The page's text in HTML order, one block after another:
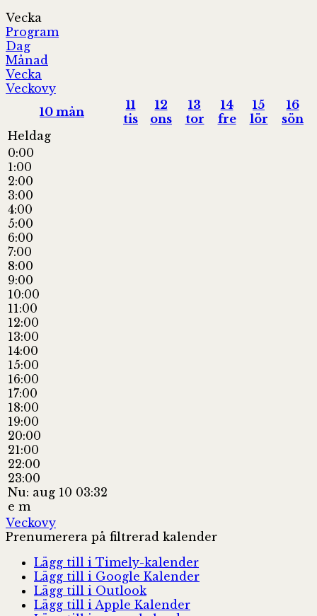
Vecka
Program
Dag
Månad
Vecka
Veckovy
10 mån
11
tis
12
ons
13
tor
14
fre
15
lör
16
sön
Heldag
0:00
1:00
2:00
3:00
4:00
5:00
6:00
7:00
8:00
9:00
10:00
11:00
12:00
13:00
14:00
15:00
16:00
17:00
18:00
19:00
20:00
21:00
22:00
23:00
Nu: aug 10 03:32
e m
Veckovy
Prenumerera på filtrerad kalender
Lägg till i Timely-kalender
Lägg till i Google Kalender
Lägg till i Outlook
Lägg till i Apple Kalender